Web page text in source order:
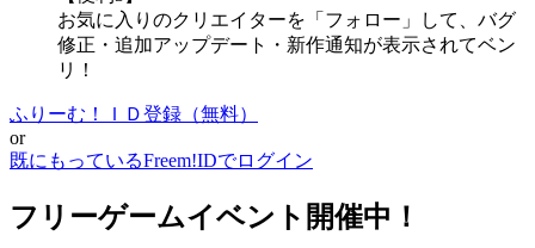
お気に入りのクリエイターを「フォロー」して、バグ
修正・追加アップデート・新作通知が表示されてベン
リ！
ふりーむ！ＩＤ登録（無料）
or
既にもっているFreem!IDでログイン
フリーゲームイベント開催中！